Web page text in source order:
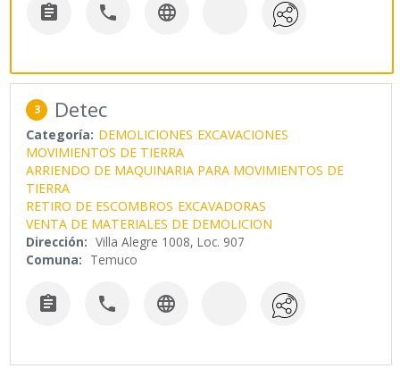
  
3 Detec
Categoría: DEMOLICIONES EXCAVACIONES
MOVIMIENTOS DE TIERRA
ARRIENDO DE MAQUINARIA PARA MOVIMIENTOS DE
TIERRA
RETIRO DE ESCOMBROS EXCAVADORAS
VENTA DE MATERIALES DE DEMOLICION
Dirección: Villa Alegre 1008, Loc. 907
Comuna: Temuco
  